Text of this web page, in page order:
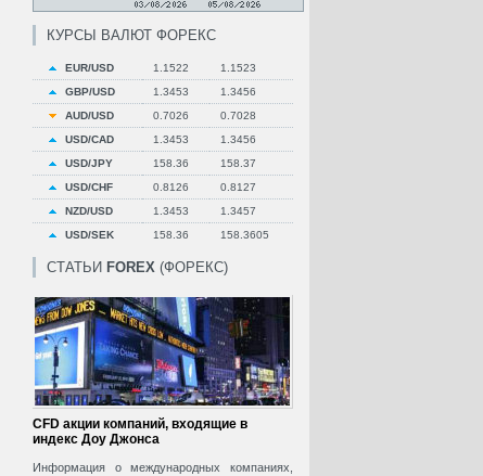
КУРСЫ ВАЛЮТ ФОРЕКС
EUR/USD 1.1522
1.1523
GBP/USD
1.3453
1.3456
AUD/USD
0.7026
0.7028
USD/CAD
1.3453
1.3456
USD/JPY
158.36
158.37
USD/CHF
0.8126
0.8127
NZD/USD
1.3453
1.3457
USD/SEK
158.36 158.3605
СТАТЬИ FOREX (ФОРЕКС)
CFD акции компаний, входящие в
индекс Доу Джонса
Информация о международных компаниях,